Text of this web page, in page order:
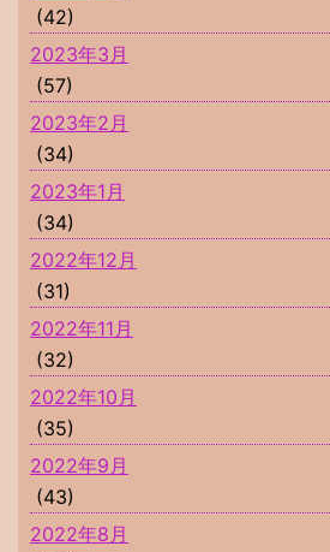
(42)
2023年3月
(57)
2023年2月
(34)
2023年1月
(34)
2022年12月
(31)
2022年11月
(32)
2022年10月
(35)
2022年9月
(43)
2022年8月